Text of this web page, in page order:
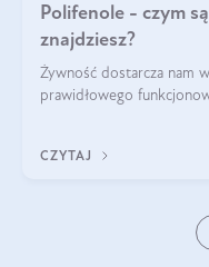
Polifenole - czym
znajdziesz?
Żywność dostarcza nam
prawidłowego
CZYTAJ